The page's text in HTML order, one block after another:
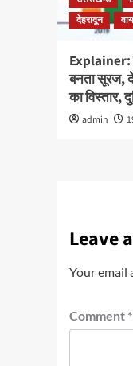
देहरादून
Explainer:
बनता सूरज,
का विस्तार,
admin
Leave
Your email
Comment *